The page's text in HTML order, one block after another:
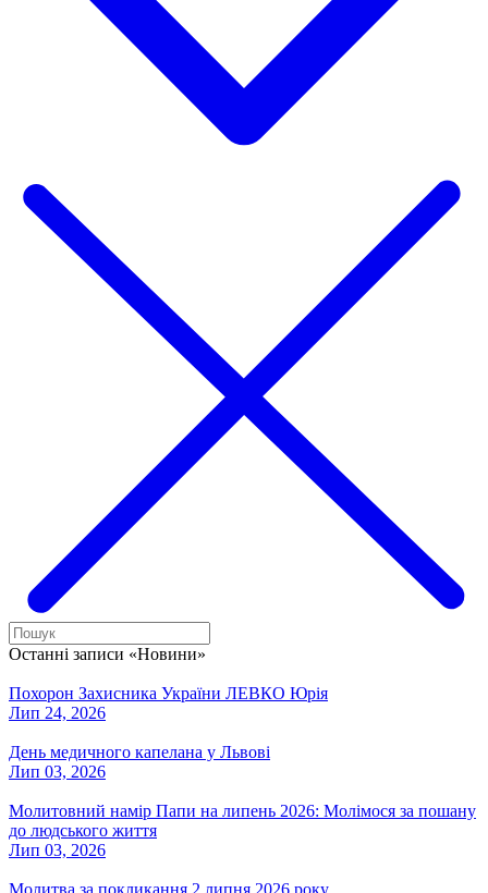
Останні записи «Новини»
Похорон Захисника України ЛЕВКО Юрія
Лип 24, 2026
День медичного капелана у Львові
Лип 03, 2026
Молитовний намір Папи на липень 2026: Молімося за пошану
до людського життя
Лип 03, 2026
Молитва за покликання 2 липня 2026 року